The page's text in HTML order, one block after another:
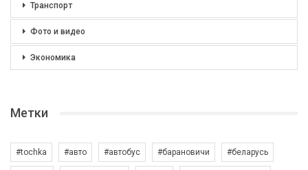
Транспорт
Фото и видео
Экономика
Метки
#tochka #авто #автобус #барановичи #беларусь